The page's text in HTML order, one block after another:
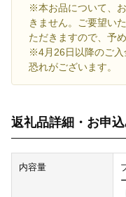
※本お品について、
きません。ご要望い
ただきますので、予
※4月26日以降のご入
恐れがございます。
返礼品詳細・お申
内容量